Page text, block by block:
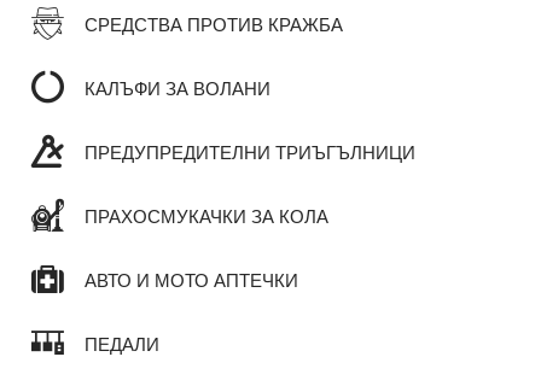
СРЕДСТВА ПРОТИВ КРАЖБА
КАЛЪФИ ЗА ВОЛАНИ
ПРЕДУПРЕДИТЕЛНИ ТРИЪГЪЛНИЦИ
ПРАХОСМУКАЧКИ ЗА КОЛА
АВТО И МОТО АПТЕЧКИ
ПЕДАЛИ